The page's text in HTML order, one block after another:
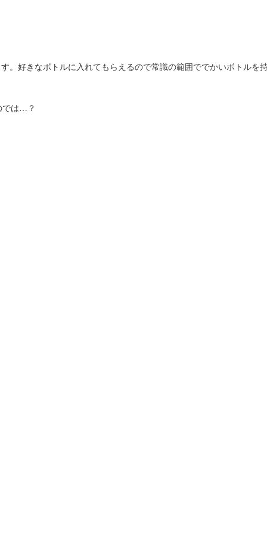
。好きなボトルに入れてもらえるので常識の範囲ででかいボトルを
では…？